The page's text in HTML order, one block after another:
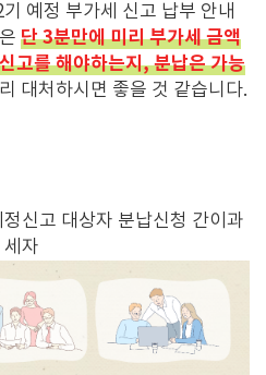
예정 부가세 신고 납부 안내
단 3분만에미리 부가세 금액
고를 해야하는지, 분납은 가능
대처하시면 좋을 것 같습니다.
신고 대상자 분납신청 간이과
세자